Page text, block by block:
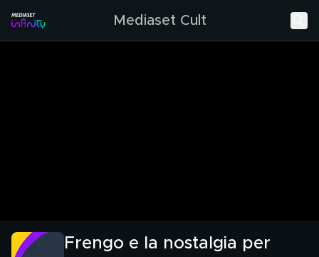
Mediaset Cult
Frengo e la nostalgia per